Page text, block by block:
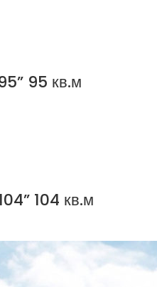
95 кв.м
104 кв.м